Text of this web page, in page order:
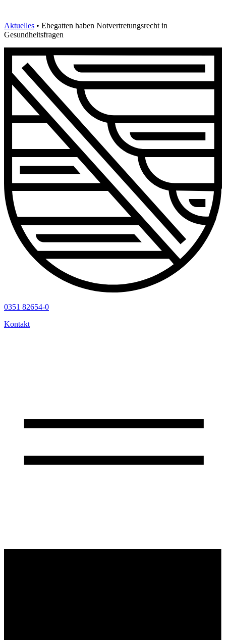
Aktuelles • Ehegatten haben Notvertretungsrecht in
Gesundheitsfragen
0351 82654-0
Kontakt